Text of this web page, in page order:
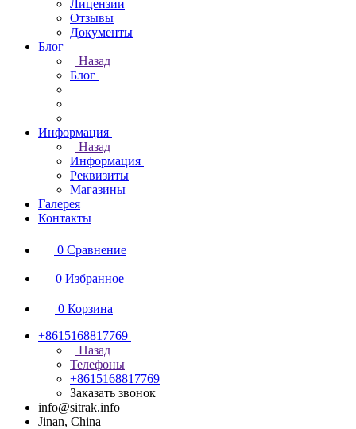
Лицензии
Отзывы
Документы
Блог
Назад
Блог
Информация
Назад
Информация
Реквизиты
Магазины
Галерея
Контакты
0 Сравнение
0 Избранное
0 Корзина
+8615168817769
Назад
Телефоны
+8615168817769
Заказать звонок
info@sitrak.info
Jinan, China